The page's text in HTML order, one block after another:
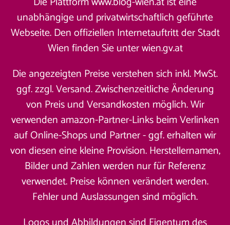
unabhängige und privatwirtschaftlich geführte
Webseite. Den offiziellen Internetauftritt der Stadt
Wien finden Sie unterwien.gv.at
Die angezeigten Preise verstehen sich inkl. MwSt.
ggf. zzgl. Versand. Zwischenzeitliche Änderung
von Preis und Versandkosten möglich. Wir
verwenden amazon-Partner-Links beim Verlinken
auf Online-Shops und Partner - ggf. erhalten wir
von diesen eine kleine Provision. Herstellernamen,
Bilder und Zahlen werden nur für Referenz
verwendet. Preise können verändert werden.
Fehler und Auslassungen sind möglich.